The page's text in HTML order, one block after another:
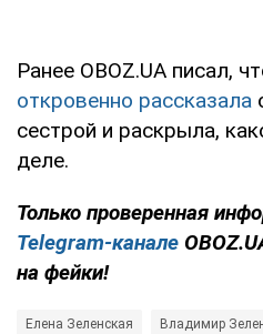
Ранее OBOZ.UA писал,
откровенно рассказала
сестрой и раскрыла,
деле.
Только проверенная
Telegram-канале
на фейки!
Елена Зеленская Владимир